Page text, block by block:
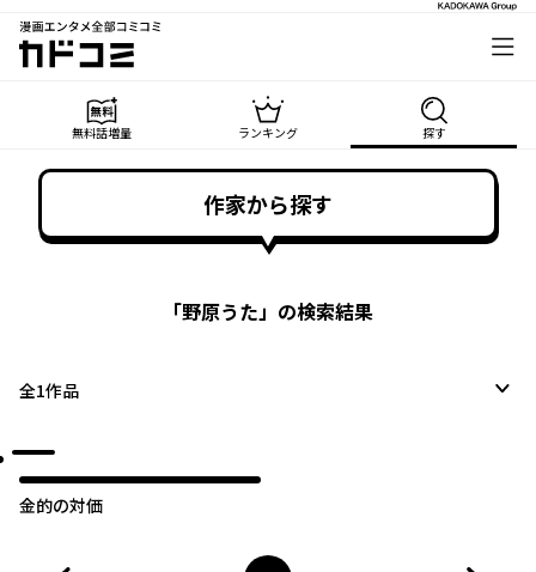
漫画エンタメ全部コミコミ
カドコミ
無料話増量 ランキング 探す
作家から探す
「野原うた」の検索結果
全1作品
金的の対価